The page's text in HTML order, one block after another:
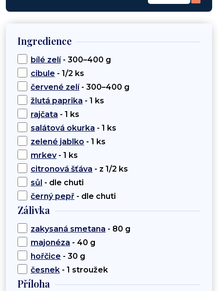
Ingredience
bílé zelí- 300–400 g
cibule - 1/2 ks
červené zelí- 300–400 g
žlutá paprika - 1 ks
rajčata - 1 ks
salátová okurka - 1 ks
zelené jablko - 1 ks
mrkev- 1 ks
citronová šťáva - z 1/2 ks
sůl - dle chuti
černý pepř - dle chuti
Zálivka
zakysaná smetana - 80 g
majonéza - 40 g
hořčice - 30 g
česnek - 1 stroužek
Příloha